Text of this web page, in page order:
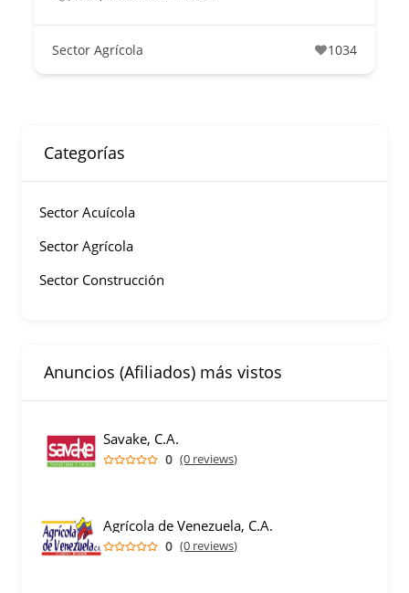
Sector Agrícola 1034
Categorías
Sector Acuícola
Sector Agrícola
Sector Construcción
Anuncios (Afiliados) más vistos
Savake, C.A.
0 (0 reviews)
Agrícola de Venezuela, C.A.
0 (0 reviews)